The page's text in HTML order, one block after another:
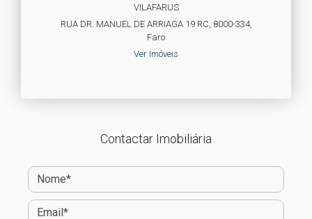
VILAFARUS
RUA DR. MANUEL DE ARRIAGA 19 RC, 8000-334,
Faro
Ver Imóveis
Contactar Imobiliária